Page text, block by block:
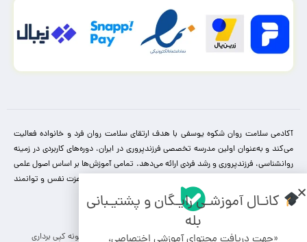
آکادمی سلامت روان شکوه یوسفی با هدف ارتقای سلامت روان فرد و خانواده فعالیت
می‌کند و به‌عنوان اولین مدرسه تخصصی فرزندپروری در ایران، دوره‌های کاربردی در زمینه
روانشناسی، فرزندپروری و رشد فردی ارائه می‌دهد. تمامی آموزش‌ها بر اساس اصول علمی
و با بیانی ساده طراحی شده‌اند تا والدین بتوانند کودکانی سالم، با عزت نفس و توانمند
پرورش دهند.
کلیه حقوق مادی و معنوی برای این سایت محفوظ می باشد و هرگونه کپی برداری
کانـال آموزشـی رایـگان و پشتیـبانی
بله